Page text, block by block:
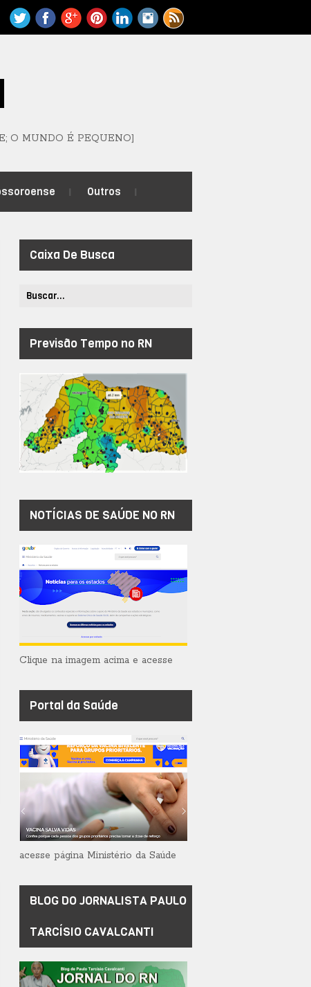
O MUNDO É PEQUENO]
Outros
Caixa De Busca
Previsão Tempo no RN
NOTÍCIAS DE SAÚDE NO RN
Clique na imagem acima e acesse
Portal da Saúde
acesse página Ministério da Saúde
BLOG DO JORNALISTA PAULO
TARCÍSIO CAVALCANTI